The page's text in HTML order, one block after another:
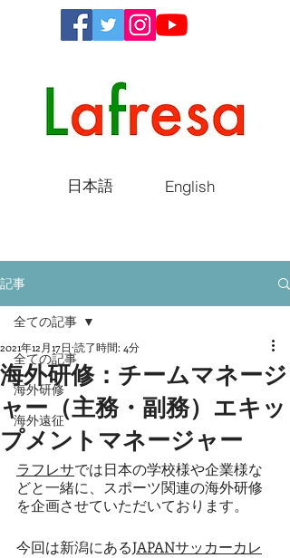
日本語 English
記事
全ての記事
海外研修
海外遠征
全ての記事
海外研修：チームマネージ
ャー（主務・副務）エキッ
プメントマネージャー
2021年12月17日 読了時間: 4分
ラフレサでは日本の学校様や企業様な
どと一緒に、スポーツ関連の海外研修
を企画させていただいております。
今回は新潟にあるJAPANサッカーカレ